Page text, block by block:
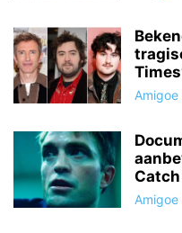
Amigoe
Catch
Amigoe